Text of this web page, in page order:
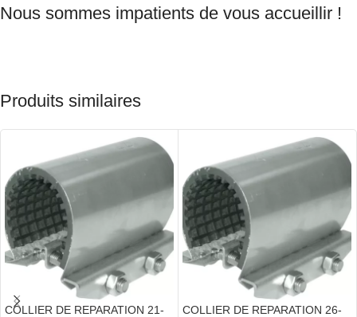
Nous sommes impatients de vous accueillir !
Produits similaires
COLLIER DE REPARATION 21-
COLLIER DE REPARATION 26-